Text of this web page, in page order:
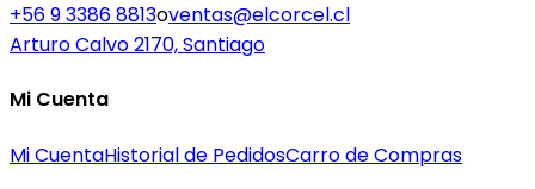
+56 9 3386 8813oventas@elcorcel.cl
Arturo Calvo 2170, Santiago
Mi Cuenta
Mi CuentaHistorial de PedidosCarro de Compras